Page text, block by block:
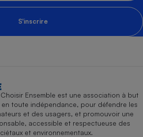
S'inscrire
Ensemble est une association à but
toute indépendance, pour défendre les
et des usagers, et promouvoir une
accessible et respectueuse des
et environnementaux.